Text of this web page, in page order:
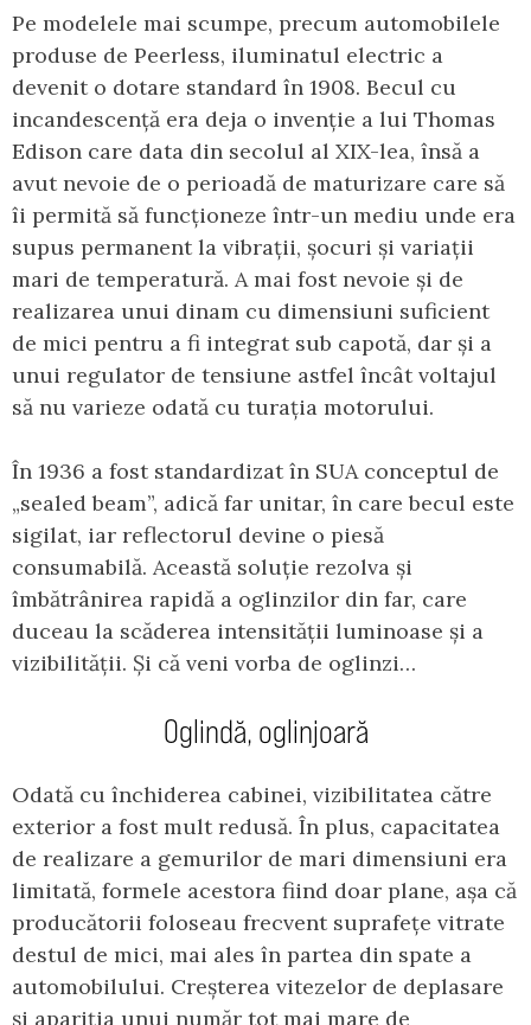
Pe modelele mai scumpe, precum automobilele
produse de Peerless, iluminatul electric a
devenit o dotare standard în 1908. Becul cu
incandescență era deja o invenție a lui Thomas
Edison care data din secolul al XIX-lea, însă a
avut nevoie de o perioadă de maturizare care să
îi permită să funcționeze într-un mediu unde era
supus permanent la vibrații, șocuri și variații
mari de temperatură. A mai fost nevoie și de
realizarea unui dinam cu dimensiuni suficient
de mici pentru a fi integrat sub capotă, dar și a
unui regulator de tensiune astfel încât voltajul
să nu varieze odată cu turația motorului.
În 1936 a fost standardizat în SUA conceptul de
„sealed beam”, adică far unitar, în care becul este
sigilat, iar reflectorul devine o piesă
consumabilă. Această soluție rezolva și
îmbătrânirea rapidă a oglinzilor din far, care
duceau la scăderea intensității luminoase și a
vizibilității. Și că veni vorba de oglinzi…
Oglindă, oglinjoară
Odată cu închiderea cabinei, vizibilitatea către
exterior a fost mult redusă. În plus, capacitatea
de realizare a gemurilor de mari dimensiuni era
limitată, formele acestora fiind doar plane, așa că
producătorii foloseau frecvent suprafețe vitrate
destul de mici, mai ales în partea din spate a
automobilului. Creșterea vitezelor de deplasare
și apariția unui număr tot mai mare de